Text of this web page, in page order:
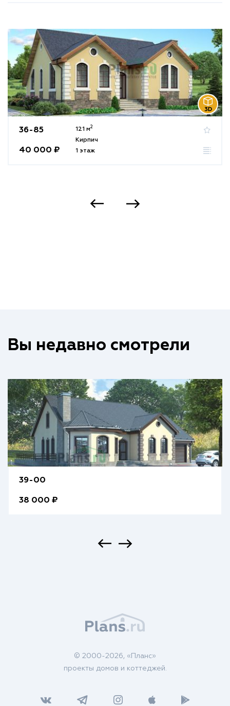
36-85
40 000 ₽
121 м2
Кирпич
1 этаж
Вы недавно смотрели
39-00
38 000 ₽
© 2000-2026, «Планс»
проекты домов и коттеджей.